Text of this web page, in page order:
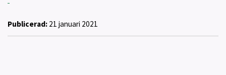
Publicerad: 21 januari 2021